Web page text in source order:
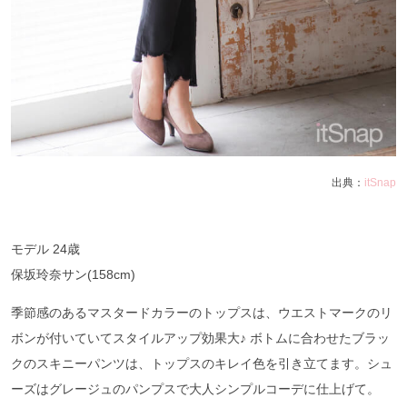
出典： itSnap
モデル 24歳
保坂玲奈サン(158cm)
季節感のあるマスタードカラーのトップスは、ウエストマークのリ
ボンが付いていてスタイルアップ効果大♪ ボトムに合わせたブラッ
クのスキニーパンツは、トップスのキレイ色を引き立てます。シュ
ーズはグレージュのパンプスで大人シンプルコーデに仕上げて。